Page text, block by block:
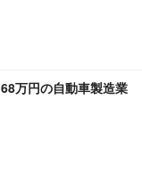
万円の自動車製造業